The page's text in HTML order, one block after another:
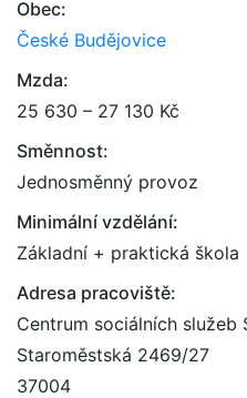
Obec:
České Budějovice
Mzda:
25 630 – 27 130 Kč
Směnnost:
Jednosměnný provoz
Minimální vzdělání:
Základní + praktická škola
Adresa pracoviště:
Centrum sociálních služeb
Staroměstská 2469/27
37004